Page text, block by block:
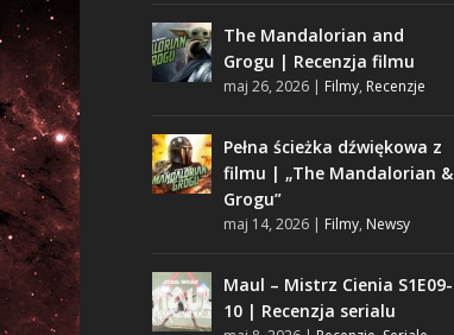
The Mandalorian and
Grogu | Recenzja filmu
maj 26, 2026| Filmy, Recenzje
Pełna ścieżka dźwiękowa z
filmu | „The Mandalorian &
Grogu”
maj 14, 2026| Filmy, Newsy
Maul – Mistrz Cienia S1E09-
10 | Recenzja serialu